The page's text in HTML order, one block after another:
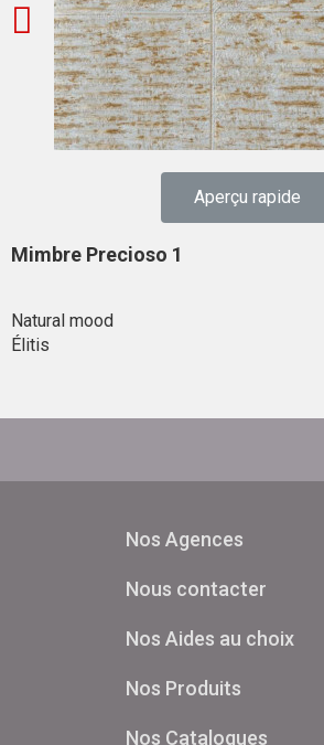
Aperçu rapide
Mimbre Precioso 1
Natural mood
Élitis
Nos Agences
Nous contacter
Nos Aides au choix
Nos Produits
Nos Catalogues